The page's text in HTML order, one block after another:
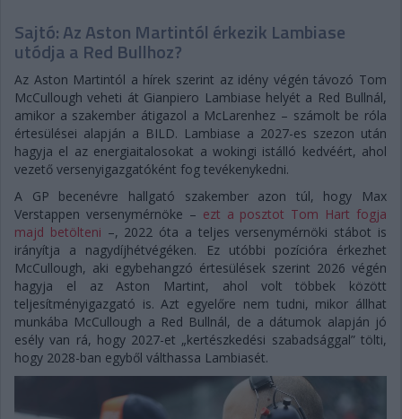
Sajtó: Az Aston Martintól érkezik Lambiase
utódja a Red Bullhoz?
Az Aston Martintól a hírek szerint az idény végén távozó Tom
McCullough veheti át Gianpiero Lambiase helyét a Red Bullnál,
amikor a szakember átigazol a McLarenhez – számolt be róla
értesülései alapján a BILD. Lambiase a 2027-es szezon után
hagyja el az energiaitalosokat a wokingi istálló kedvéért, ahol
vezető versenyigazgatóként fog tevékenykedni.
A GP becenévre hallgató szakember azon túl, hogy Max
Verstappen versenymérnöke – ezt a posztot Tom Hart fogja
majd betölteni –, 2022 óta a teljes versenymérnöki stábot is
irányítja a nagydíjhétvégéken. Ez utóbbi pozícióra érkezhet
McCullough, aki egybehangzó értesülések szerint 2026 végén
hagyja el az Aston Martint, ahol volt többek között
teljesítményigazgató is. Azt egyelőre nem tudni, mikor állhat
munkába McCullough a Red Bullnál, de a dátumok alapján jó
esély van rá, hogy 2027-et „kertészkedési szabadsággal” tölti,
hogy 2028-ban egyből válthassa Lambiasét.